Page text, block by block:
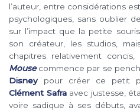
l’auteur, entre considérations
psychologiques, sans oublier
sur l’impact que la petite
son créateur, les studios,
chapitres relativement concis,
Mousecommence par se
Disneypour créer ce petit
Clément Safraavec justesse,
voire sadique à ses débuts,